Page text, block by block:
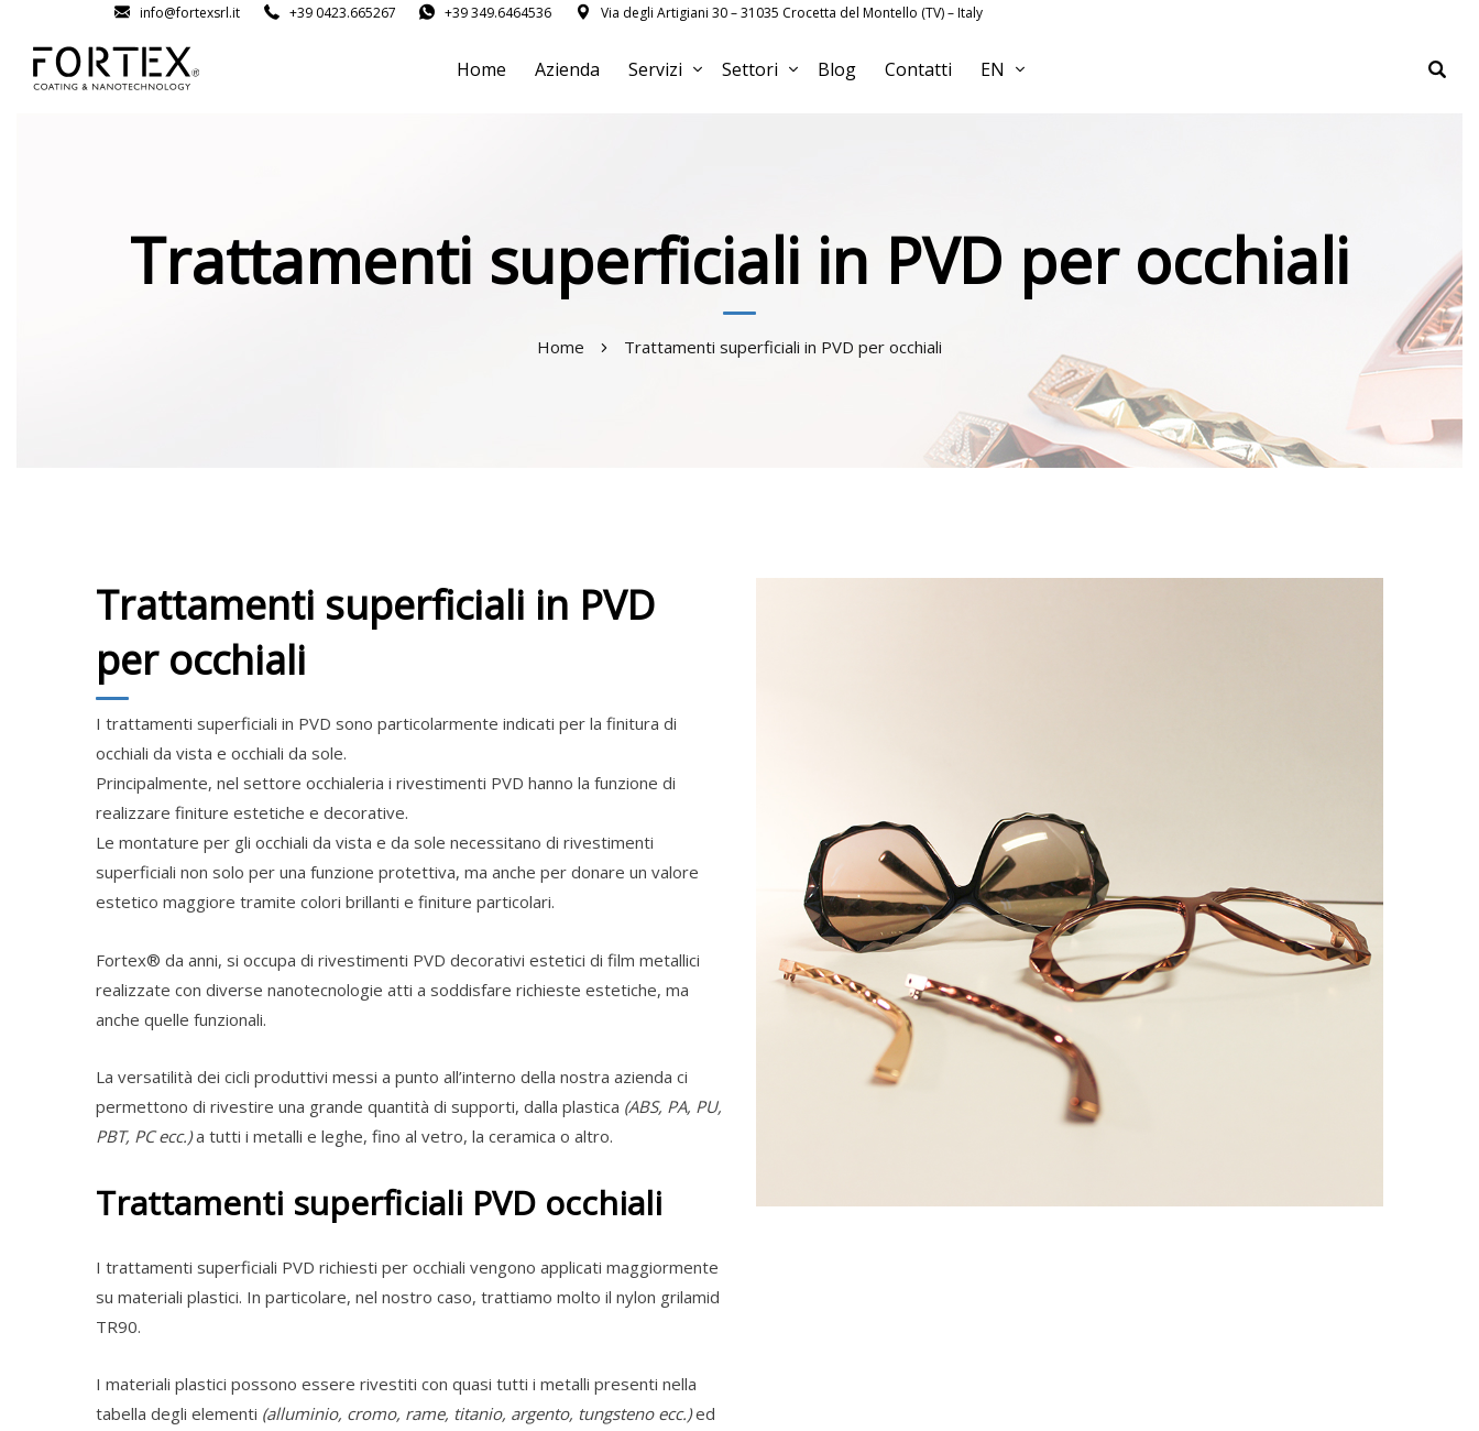
info@fortexsrl.it +39 0423.665267 +39 349.6464536 Via degli Artigiani 30 – 31035 Crocetta del Montello (TV) – Italy
Home Azienda Servizi Settori Blog Contatti EN
Trattamenti superficiali in PVD per occhiali
Home Trattamenti superficiali in PVD per occhiali
Trattamenti superficiali in PVD
per occhiali
I trattamenti superficiali in PVD sono particolarmente indicati per la finitura di
occhiali da vista e occhiali da sole.
Principalmente, nel settore occhialeria i rivestimenti PVD hanno la funzione di
realizzare finiture estetiche e decorative.
Le montature per gli occhiali da vista e da sole necessitano di rivestimenti
superficiali non solo per una funzione protettiva, ma anche per donare un valore
estetico maggiore tramite colori brillanti e finiture particolari.
Fortex® da anni, si occupa di rivestimenti PVD decorativi estetici di film metallici
realizzate con diverse nanotecnologie atti a soddisfare richieste estetiche, ma
anche quelle funzionali.
La versatilità dei cicli produttivi messi a punto all’interno della nostra azienda ci
permettono di rivestire una grande quantità di supporti, dalla plastica (ABS, PA, PU,
PBT, PC ecc.)a tutti i metalli e leghe, fino al vetro, la ceramica o altro.
Trattamenti superficiali PVD occhiali
I trattamenti superficiali PVD richiesti per occhiali vengono applicati maggiormente
su materiali plastici. In particolare, nel nostro caso, trattiamo molto il nylon grilamid
TR90.
I materiali plastici possono essere rivestiti con quasi tutti i metalli presenti nella
tabella degli elementi (alluminio, cromo, rame, titanio, argento, tungsteno ecc.)ed